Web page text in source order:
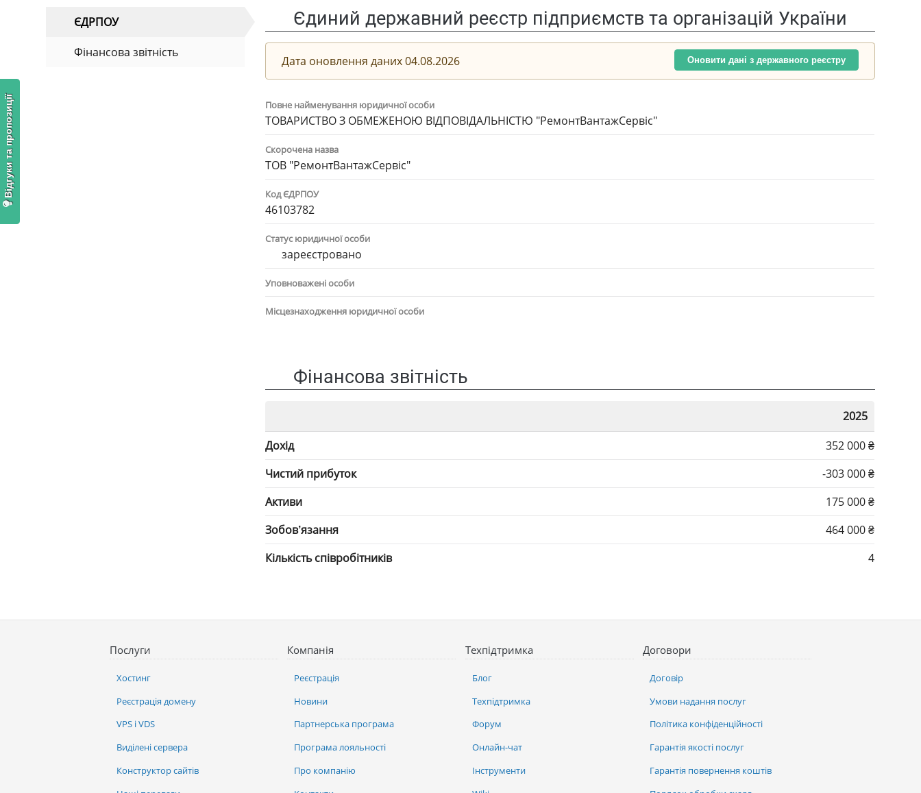
ЄДРПОУ
Фінансова звітність
Єдиний державний реєстр підприємств та організацій України
Дата оновлення даних 04.08.2026 Оновити дані з державного реєстру
Повне найменування юридичної особи
ТОВАРИСТВО З ОБМЕЖЕНОЮ ВІДПОВІДАЛЬНІСТЮ "РемонтВантажСервіс"
Скорочена назва
ТОВ "РемонтВантажСервіс"
Код ЄДРПОУ
46103782
Статус юридичної особи
зареєстровано
Уповноважені особи
Місцезнаходження юридичної особи
Фінансова звітність
2025
Дохід
352 000 ₴
Чистий прибуток
-303 000 ₴
Активи
175 000 ₴
Зобов’язання
464 000 ₴
Кількість співробітників
4
Послуги
Хостинг
Реєстрація домену
VPS і VDS
Виділені сервера
Конструктор сайтів
Компанія
Реєстрація
Новини
Партнерська програма
Програма лояльності
Про компанію
Техпідтримка
Блог
Техпідтримка
Форум
Онлайн-чат
Інструменти
Договори
Договір
Умови надання послуг
Політика конфіденційності
Гарантія якості послуг
Гарантія повернення коштів
Відгуки та пропозиції